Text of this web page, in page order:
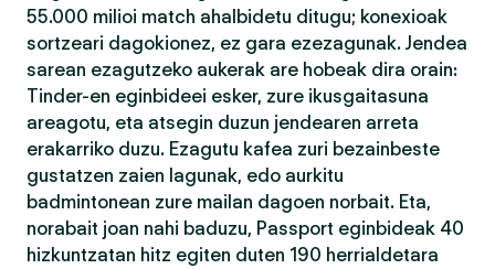
55.000 milioi match ahalbidetu ditugu; konexioak
sortzeari dagokionez, ez gara ezezagunak. Jendea
sarean ezagutzeko aukerak are hobeak dira orain:
Tinder-en eginbideei esker, zure ikusgaitasuna
areagotu, eta atsegin duzun jendearen arreta
erakarriko duzu. Ezagutu kafea zuri bezainbeste
gustatzen zaien lagunak, edo aurkitu
badmintonean zure mailan dagoen norbait. Eta,
norabait joan nahi baduzu, Passport eginbideak 40
hizkuntzatan hitz egiten duten 190 herrialdetara